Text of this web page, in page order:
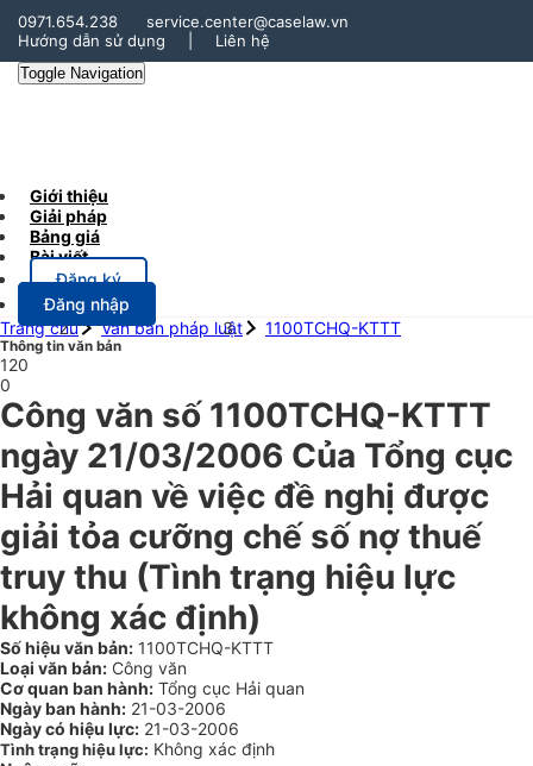
0971.654.238
service.center@caselaw.vn
Hướng dẫn sử dụng
Liên hệ
Toggle Navigation
Giới thiệu
Giải pháp
Bảng giá
Bài viết
Đăng ký
Đăng nhập
Trang chủ
Văn bản pháp luật 1100TCHQ-KTTT
Thông tin văn bản
120
0
Công văn số 1100TCHQ-KTTT
ngày 21/03/2006 Của Tổng cục
Hải quan về việc đề nghị được
giải tỏa cưỡng chế số nợ thuế
truy thu (Tình trạng hiệu lực
không xác định)
Số hiệu văn bản: 1100TCHQ-KTTT
Loại văn bản: Công văn
Cơ quan ban hành: Tổng cục Hải quan
Ngày ban hành: 21-03-2006
Ngày có hiệu lực: 21-03-2006
Tình trạng hiệu lực: Không xác định